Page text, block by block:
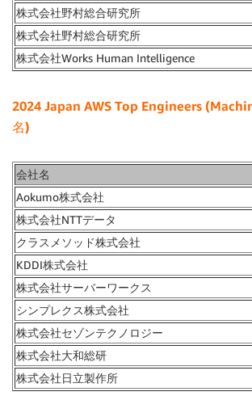
株式会社野村総合研究所
株式会社野村総合研究所
株式会社Works Human Intelligence
2024 Japan AWS Top Engineers
名)
会社名
Aokumo株式会社
株式会社NTTデータ
クラスメソッド株式会社
KDDI株式会社
株式会社サーバーワークス
シンプレクス株式会社
株式会社セゾンテクノロジー
株式会社大和総研
株式会社日立製作所